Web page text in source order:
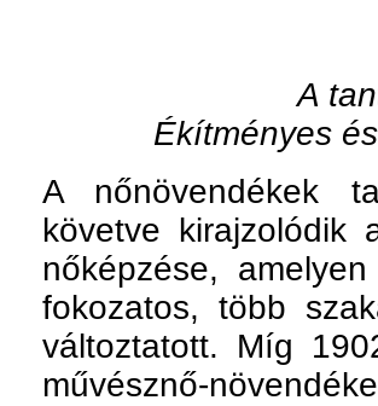
A
Ékítményes
A nőnövendékek
követve kirajzolódik
nőképzése,
fokozatos, több
változtatott. Míg
művésznő-